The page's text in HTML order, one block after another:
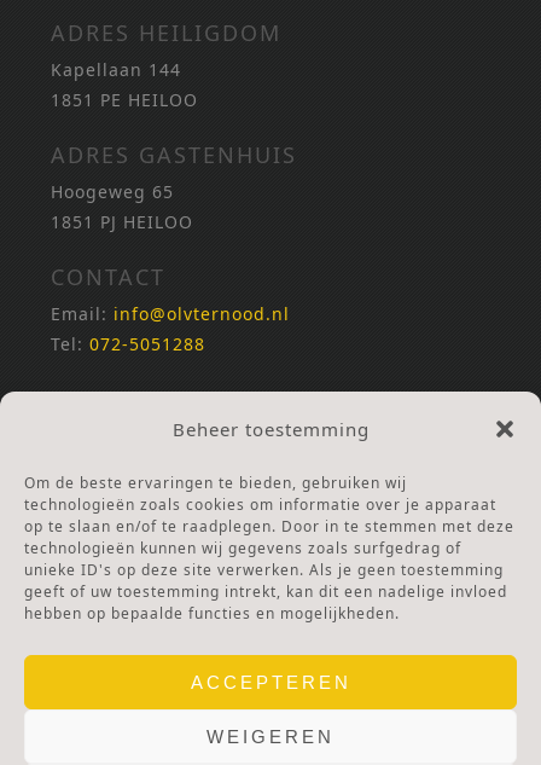
Beheer toestemming
Om de beste ervaringen te bieden, gebruiken wij
technologieën zoals cookies om informatie over je apparaat
op te slaan en/of te raadplegen. Door in te stemmen met deze
technologieën kunnen wij gegevens zoals surfgedrag of
unieke ID's op deze site verwerken. Als je geen toestemming
geeft of uw toestemming intrekt, kan dit een nadelige invloed
hebben op bepaalde functies en mogelijkheden.
ACCEPTEREN
WEIGEREN
ADRES HEILIGDOM
Kapellaan 144
1851 PE HEILOO
ADRES GASTENHUIS
Hoogeweg 65
1851 PJ HEILOO
CONTACT
Email: info@olvternood.nl
Tel:072-5051288
REKENINGNUMMERS
NL25INGB0000672168
Ga naar Doneren
ANBI Stichting
RSIN nummer:002832987